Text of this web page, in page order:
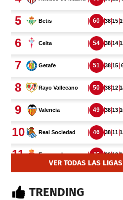
VER TODAS LAS LIGAS
TRENDING